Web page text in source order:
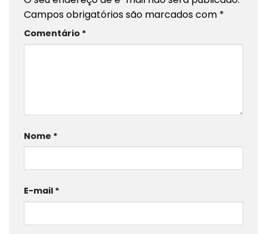
Campos obrigatórios são marcados com *
Comentário *
Nome *
E-mail *